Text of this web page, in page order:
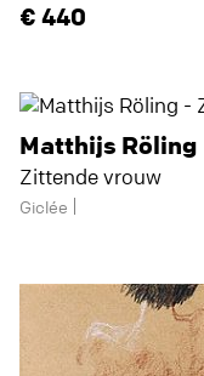
440
Matthijs Röling
Zittende vrouw
Giclée